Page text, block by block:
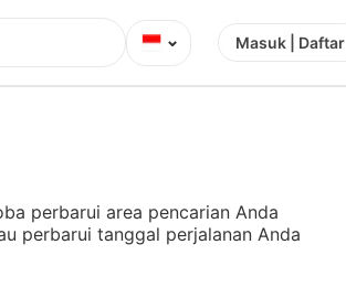
⌄ Masuk | Daftar
perbarui area pencarian Anda
perbarui tanggal perjalanan Anda